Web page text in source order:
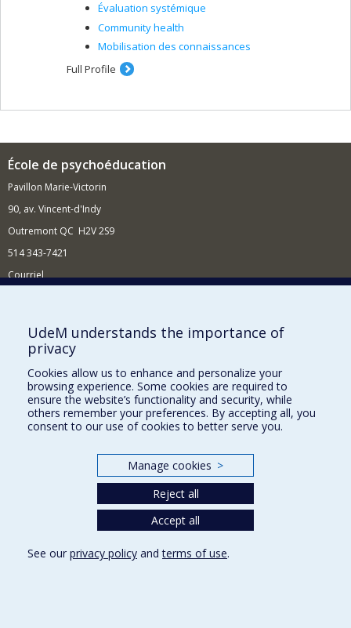
Évaluation systémique
Community health
Mobilisation des connaissances
Full Profile
École de psychoéducation
Pavillon Marie-Victorin
90, av. Vincent-d'Indy
Outremont QC H2V 2S9
514 343-7421
Courriel
Comment soutenir l'École?
BESOIN D'AIDE?
Plan du site
Signaler une erreur
Accessibilité
Nos départements et écoles
UdeM understands the importance of
privacy
Cookies allow us to enhance and personalize your
browsing experience. Some cookies are required to
ensure the website’s functionality and security, while
others remember your preferences. By accepting all, you
consent to our use of cookies to better serve you.
Manage cookies >
Reject all
Accept all
See our privacy policy andterms of use.